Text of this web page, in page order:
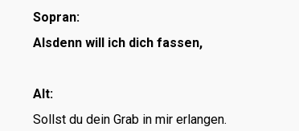
Sopran:
Alsdenn will ich dich fassen,
Alt:
Sollst du dein Grab in mir erlangen.